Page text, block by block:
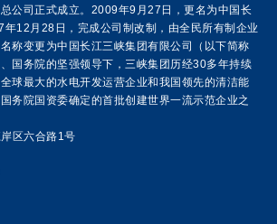
公司正式成立。2009年9月27日，更名为中国长
12月28日，完成公司制改制，由全民所有制企业
称变更为中国长江三峡集团有限公司（以下简称
国务院的坚强领导下，三峡集团历经30多年持续
球最大的水电开发运营企业和我国领先的清洁能
务院国资委确定的首批创建世界一流示范企业之
区六合路1号